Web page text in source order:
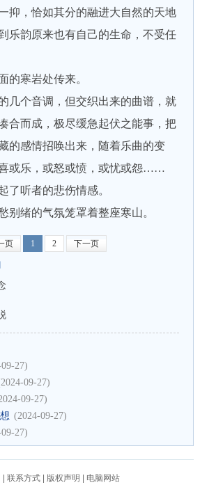
抑，恰如其分的融进大自然的天地
乐韵原来也有自己的生命，不受任
寒岩处传来。
个音调，但交织出来的曲谱，就
合而成，极尽缓急起伏之能事，把
的感情招唤出来，随着乐曲的变
或乐，或怒或愤，或忧或怨……
听者的悲伤情感。
绪的气氛笼罩着整座寒山。
页 1 2 下一页
27)
09-27)
09-27)
(2024-09-27)
27)
|联系方式 版权声明 电脑网站